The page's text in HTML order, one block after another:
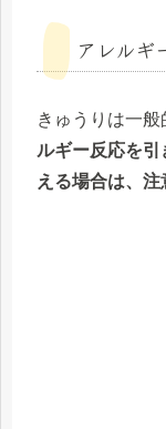
アレルギ
きゅうりは一般
ルギー反応を
える場合は、